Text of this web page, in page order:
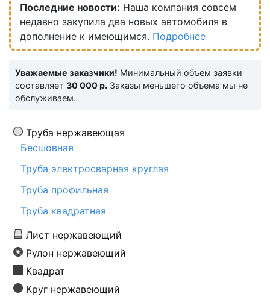
Последние новости: Наша компания совсем
недавно закупила два новых автомобиля в
дополнение к имеющимся. Подробнее
Уважаемые заказчики! Минимальный объем заявки
составляет 30 000 р. Заказы меньшего объема мы не
обслуживаем.
Труба нержавеющая
Бесшовная
Труба электросварная круглая
Труба профильная
Труба квадратная
Лист нержавеющий
Рулон нержавеющий
Квадрат
Круг нержавеющий